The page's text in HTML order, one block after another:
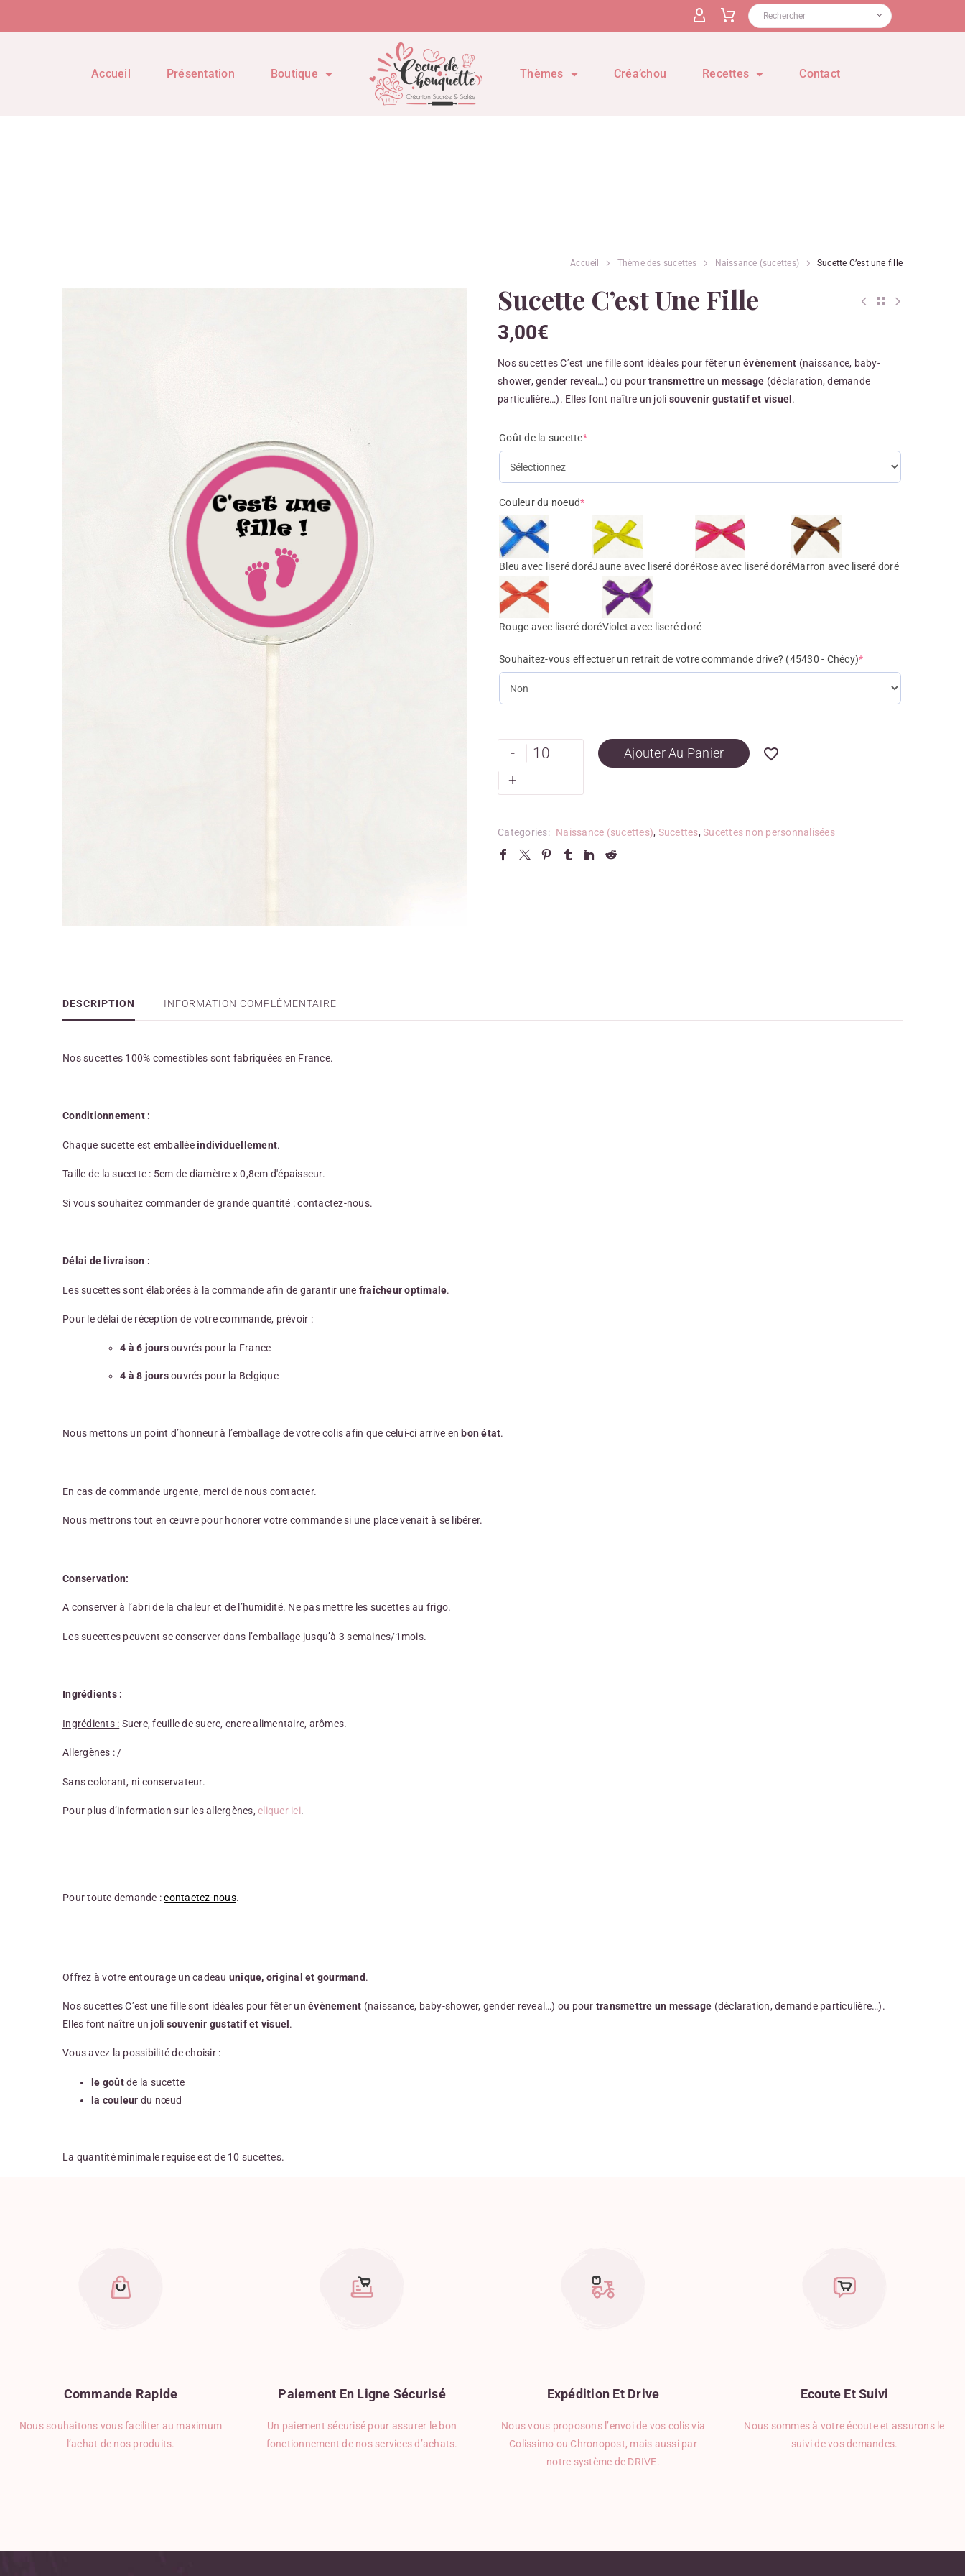
Accueil Présentation Boutique Thèmes Créa’chou Recettes Contact
Accueil Thème des sucettes Naissance (sucettes) Sucette C’est une fille
Sucette C’est Une Fille
3,00€
Nos sucettes C’est une fille sont idéales pour fêter un évènement (naissance, baby-
shower, gender reveal…) ou pourtransmettre un message (déclaration, demande
particulière…). Elles font naître un joli souvenir gustatif et visuel .
Goût de la sucette*
Couleur du noeud*
Bleu avec liseré doréJaune avec liseré doréRose avec liseré doréMarron avec liseré doré
Rouge avec liseré doréViolet avec liseré doré
Souhaitez-vous effectuer un retrait de votre commande drive? (45430 - Chécy)*
-
+
Ajouter Au Panier
Categories: Naissance (sucettes), Sucettes, Sucettes non personnalisées
DESCRIPTION INFORMATION COMPLÉMENTAIRE
Nos sucettes 100% comestibles sont fabriquées en France.
Conditionnement :
Chaque sucette est emballéeindividuellement.
Taille de la sucette : 5cm de diamètre x 0,8cm d'épaisseur.
Si vous souhaitez commander de grande quantité : contactez-nous.
Délai de livraison :
Les sucettes sont élaborées à la commande afin de garantir une fraîcheur optimale.
Pour le délai de réception de votre commande, prévoir :
4 à 6 joursouvrés pour la France
4 à 8 joursouvrés pour la Belgique
Nous mettons un point d’honneur à l’emballage de votre colis afin que celui-ci arrive en bon état.
En cas de commande urgente, merci de nous contacter.
Nous mettrons tout en œuvre pour honorer votre commande si une place venait à se libérer.
Conservation:
A conserver à l’abri de la chaleur et de l’humidité. Ne pas mettre les sucettes au frigo.
Les sucettes peuvent se conserver dans l’emballage jusqu’à 3 semaines/1mois.
Ingrédients :
Ingrédients : Sucre, feuille de sucre, encre alimentaire, arômes.
Allergènes : /
Sans colorant, ni conservateur.
Pour plus d’information sur les allergènes, cliquer ici.
Pour toute demande :contactez-nous.
Offrez à votre entourage un cadeau unique, original et gourmand.
Nos sucettes C’est une fille sont idéales pour fêter un évènement (naissance, baby-shower, gender reveal…) ou pour transmettre un message (déclaration, demande particulière…).
Elles font naître un joli souvenir gustatif et visuel .
Vous avez la possibilité de choisir :
le goûtde la sucette
la couleur du nœud
La quantité minimale requise est de 10 sucettes.
Commande Rapide
Nous souhaitons vous faciliter au maximum
l’achat de nos produits.
Paiement En Ligne Sécurisé
Un paiement sécurisé pour assurer le bon
fonctionnement de nos services d’achats.
Expédition Et Drive
Nous vous proposons l’envoi de vos colis via
Colissimo ou Chronopost, mais aussi par
notre système de DRIVE.
Ecoute Et Suivi
Nous sommes à votre écoute et assurons le
suivi de vos demandes.